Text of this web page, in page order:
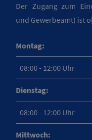
Der Zugang zum
und Gewerbeamt) ist
Montag:
08:00 - 12:00 Uhr
Dienstag:
08:00 - 12:00 Uhr
Mittwoch: